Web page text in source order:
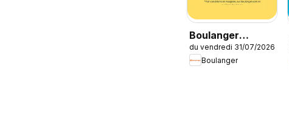
Boulanger
Catalogue des
produits
du vendredi 31/07/2026
Boulanger